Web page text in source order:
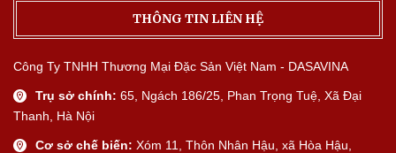
THÔNG TIN LIÊN HỆ
Công Ty TNHH Thương Mại Đặc Sản Việt Nam - DASAVINA
Trụ sở chính: 65, Ngách 186/25, Phan Trọng Tuệ, Xã Đại
Thanh, Hà Nội
Cơ sở chế biến: Xóm 11, Thôn Nhân Hậu, xã Hòa Hậu,